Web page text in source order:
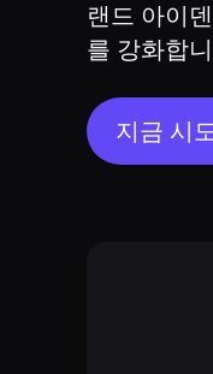
랜드 아이
를 강화합
지금 시